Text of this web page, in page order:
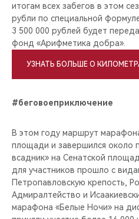
итогам всех забегов в этом
рубли по специальной
3 500 000 рублей будет
фонд «Арифметика добра».
УЗНАТЬ БОЛЬШЕ О
#беговоеприключение
В этом году маршрут
площади и завершился около
всадник» на Сенатской
для участников прошло с
Петропавловскую крепость,
Адмиралтейство и
марафона «Белые Ночи» на